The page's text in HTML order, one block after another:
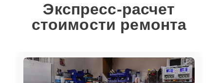
Экспресс-расчет
стоимости ремонта